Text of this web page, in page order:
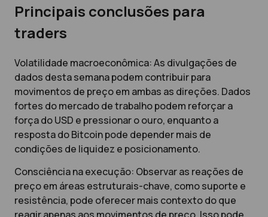
Principais conclusões para
traders
Volatilidade macroeconômica: As divulgações de
dados desta semana podem contribuir para
movimentos de preço em ambas as direções. Dados
fortes do mercado de trabalho podem reforçar a
força do USD e pressionar o ouro, enquanto a
resposta do Bitcoin pode depender mais de
condições de liquidez e posicionamento.
Consciência na execução: Observar as reações de
preço em áreas estruturais-chave, como suporte e
resistência, pode oferecer mais contexto do que